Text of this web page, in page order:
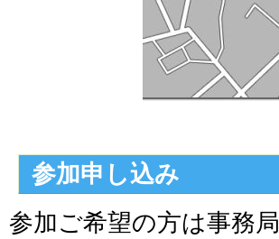
参加申し込み
参加ご希望の方は事務局